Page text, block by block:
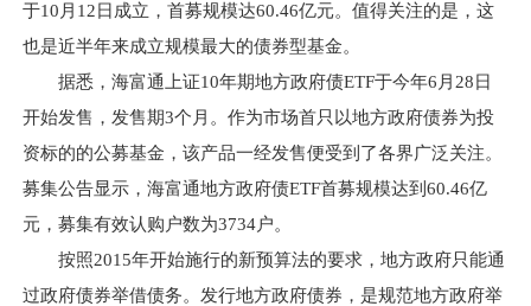
于10月12日成立，首募规模达60.46亿元。值得关注的是，这
也是近半年来成立规模最大的债券型基金。
据悉，海富通上证10年期地方政府债ETF于今年6月28日
开始发售，发售期3个月。作为市场首只以地方政府债券为投
资标的的公募基金，该产品一经发售便受到了各界广泛关注。
募集公告显示，海富通地方政府债ETF首募规模达到60.46亿
元，募集有效认购户数为3734户。
按照2015年开始施行的新预算法的要求，地方政府只能通
过政府债券举借债务。发行地方政府债券，是规范地方政府举